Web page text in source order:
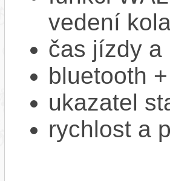
vedení
čas jízdy a
bluetooth
ukazatel
rychlost a